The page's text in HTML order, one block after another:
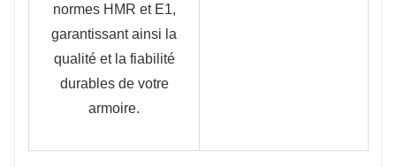
normes HMR et E1,
garantissant ainsi la
qualité et la fiabilité
durables de votre
armoire.